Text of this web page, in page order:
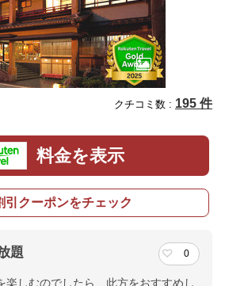
クチコミ数 : 195 件
料金を表示
引クーポンをチェック
題 0
楽しむのでしたら、此方をおすすめし